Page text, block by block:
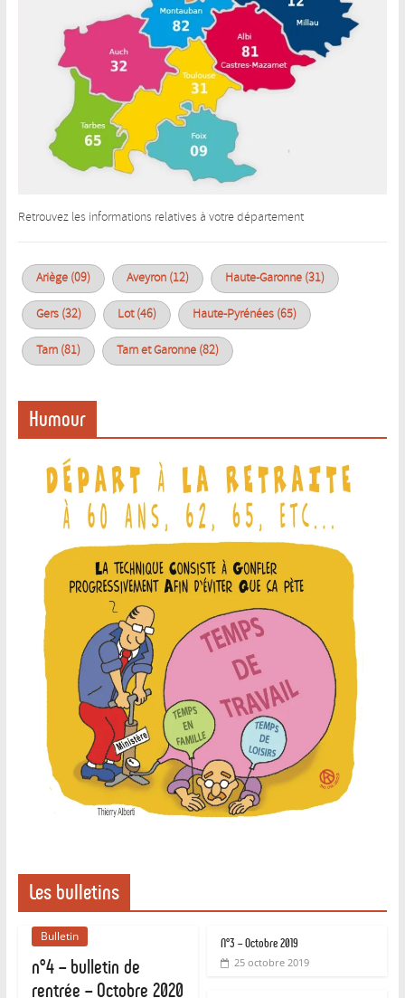
Retrouvez les informations relatives à votre département
Ariège (09) Aveyron (12) Haute-Garonne (31)
Gers (32) Lot (46) Haute-Pyrénées (65)
Tarn (81) Tarn et Garonne (82)
Humour
Les bulletins
Bulletin
n°4 – bulletin de
rentrée – Octobre 2020
N°3 – Octobre 2019
25 octobre 2019